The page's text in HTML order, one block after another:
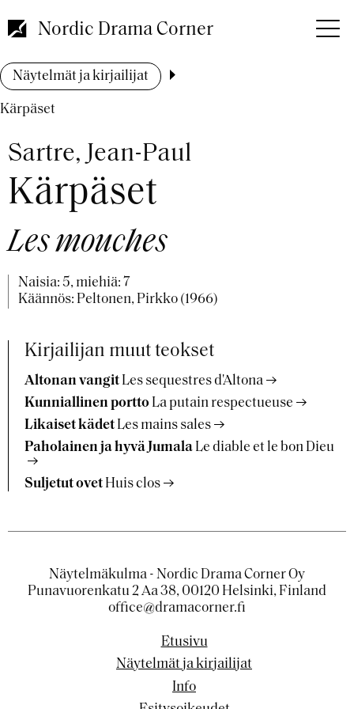
pääsisältöön
Nordic Drama Corner
Murupolku
Näytelmät ja kirjailijat
Kärpäset
Sartre, Jean-Paul
Kärpäset
Les mouches
Naisia: 5, miehiä: 7
Käännös: Peltonen, Pirkko (1966)
Kirjailijan muut teokset
Altonan vangit Les sequestres d'Altona
Kunniallinen portto La putain respectueuse
Likaiset kädet Les mains sales
Paholainen ja hyvä Jumala Le diable et le bon Dieu
Suljetut ovet Huis clos
Näytelmäkulma - Nordic Drama Corner Oy
Punavuorenkatu 2 Aa 38, 00120 Helsinki, Finland
office@dramacorner.fi
Etusivu
Näytelmät ja kirjailijat
Info